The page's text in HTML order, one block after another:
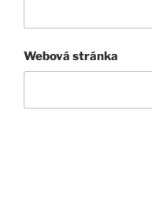
Webová stránka